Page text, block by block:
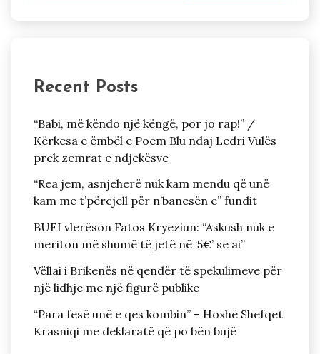
Recent Posts
“Babi, më këndo një këngë, por jo rap!” /
Kërkesa e ëmbël e Poem Blu ndaj Ledri Vulës
prek zemrat e ndjekësve
“Rea jem, asnjeherë nuk kam mendu që unë
kam me t’përcjell për n’banesën e” fundit
BUFI vlerëson Fatos Kryeziun: “Askush nuk e
meriton më shumë të jetë në ‘5€’ se ai”
Vëllai i Brikenës në qendër të spekulimeve për
një lidhje me një figurë publike
“Para fesë unë e qes kombin” – Hoxhë Shefqet
Krasniqi me deklaratë që po bën bujë